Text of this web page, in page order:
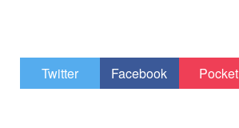
Twitter Facebook Pocket